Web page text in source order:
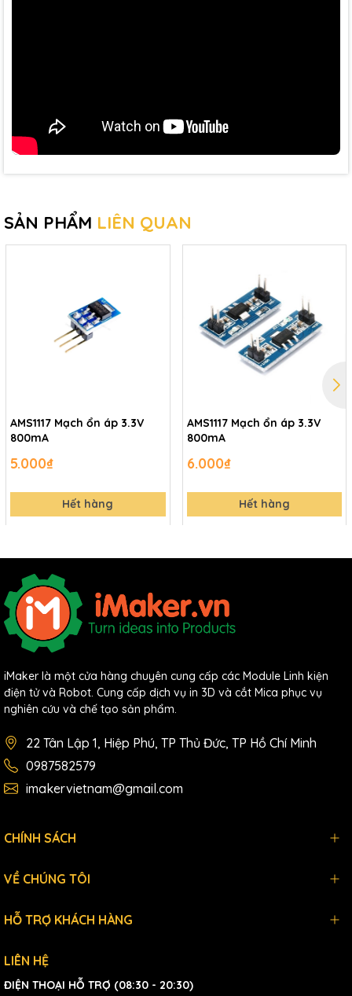
SẢN PHẨM LIÊN QUAN
AMS1117 Mạch ổn áp 3.3V
800mA
5.000₫
Hết hàng
AMS1117 Mạch ổn áp 3.3V
800mA
6.000₫
Hết hàng
iMaker là một cửa hàng chuyên cung cấp các Module Linh kiện
điện tử và Robot. Cung cấp dịch vụ in 3D và cắt Mica phục vụ
nghiên cứu và chế tạo sản phẩm.
22 Tân Lập 1, Hiệp Phú, TP Thủ Đức, TP Hồ Chí Minh
0987582579
imakervietnam@gmail.com
CHÍNH SÁCH
VỀ CHÚNG TÔI
HỖ TRỢ KHÁCH HÀNG
LIÊN HỆ
ĐIỆN THOẠI HỖ TRỢ (08:30 - 20:30)